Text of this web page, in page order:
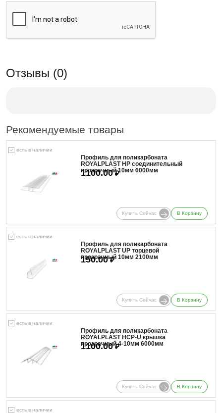
Отзывы (0)
Рекомендуемые товары
есть в наличии
Профиль для поликарбоната
ROYALPLAST HP соединительный
прозрачный 10мм 6000мм
1100.00₽
Купить Сейчас В Корзину
есть в наличии
Профиль для поликарбоната
ROYALPLAST UP торцевой
прозрачный 10мм 2100мм
150.00₽
Купить Сейчас В Корзину
есть в наличии
Профиль для поликарбоната
ROYALPLAST HCP-U крышка
прозрачный 4-10мм 6000мм
1100.00₽
Купить Сейчас В Корзину
есть в наличии